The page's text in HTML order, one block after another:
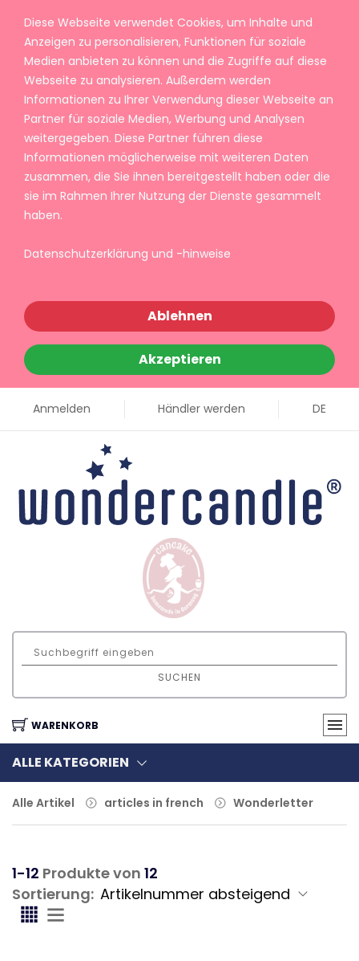
Diese Webseite verwendet Cookies, um Inhalte und
Anzeigen zu personalisieren, Funktionen für soziale
Medien anbieten zu können und die Zugriffe auf diese
Webseite zu analysieren. Außerdem werden
Informationen zu Ihrer Verwendung dieser Webseite an
Partner für soziale Medien, Werbung und Analysen
weitergegeben. Diese Partner führen diese
Informationen möglicherweise mit weiteren Daten
zusammen, die Sie ihnen bereitgestellt haben oder die
sie im Rahmen Ihrer Nutzung der Dienste gesammelt
haben.
Datenschutzerklärung und -hinweise
Ablehnen
Akzeptieren
Anmelden Händler werden DE
SUCHEN
WARENKORB
ALLE KATEGORIEN
Alle Artikel articles in french Wonderletter
1-12 Produkte von 12
Sortierung: